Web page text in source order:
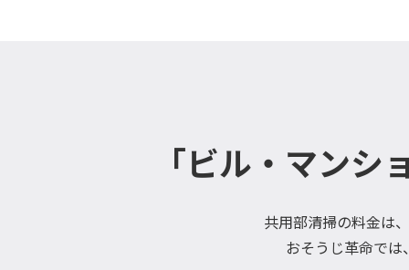
「ビル・マン
共用部清掃の料金は
おそうじ革命で